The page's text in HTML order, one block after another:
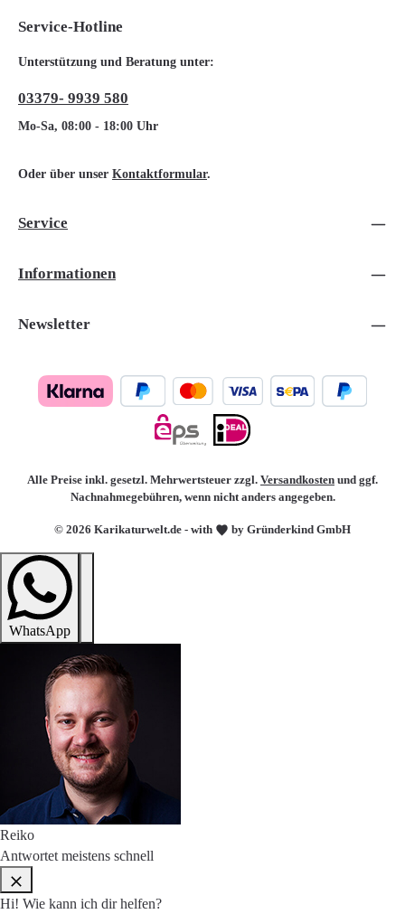
Service-Hotline
Unterstützung und Beratung unter:
03379- 9939 580
Mo-Sa, 08:00 - 18:00 Uhr
Oder über unser Kontaktformular.
Service
Informationen
Newsletter
© 2026 Karikaturwelt.de - with by Gründerkind GmbH
Alle Preise inkl. gesetzl. Mehrwertsteuer zzgl. Versandkosten und ggf.
Nachnahmegebühren, wenn nicht anders angegeben.
WhatsApp
Reiko
Antwortet meistens schnell
Hi! Wie kann ich dir helfen?